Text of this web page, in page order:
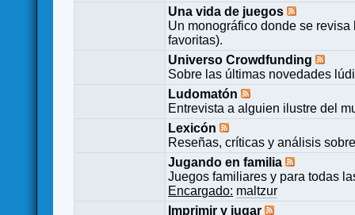
Una vida de juegos
Un monográfico donde se
favoritas).
Universo Crowdfunding
Sobre las últimas novedades
Ludomatón
Entrevista a alguien ilustre del
Lexicón
Reseñas, críticas y análisis
Jugando en familia
Juegos familiares y para todas
Encargado: maltzur
Imprimir y jugar